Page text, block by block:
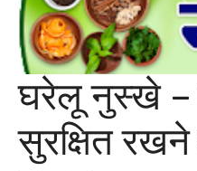
घरेलू नुस्खे –
सुरक्षित